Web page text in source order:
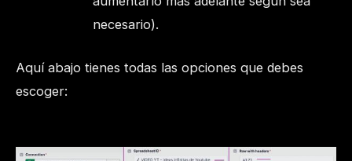
necesario).
Aquí abajo tienes todas las opciones que debes
escoger: